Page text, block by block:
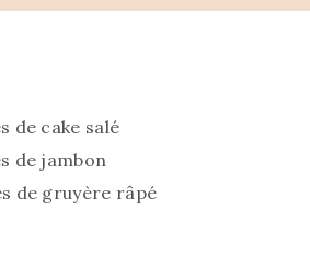
T
S
de cake salé
de jambon
de gruyère râpé